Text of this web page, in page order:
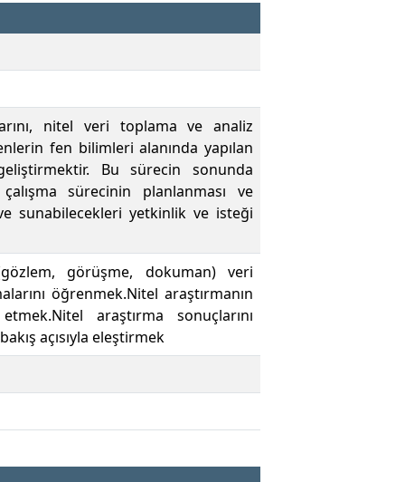
nitel veri toplama ve analiz
fen bilimleri alanında yapılan
Bu sürecin sonunda
sürecinin planlanması ve
sunabilecekleri yetkinlik ve isteği
görüşme, dokuman) veri
öğrenmek.Nitel araştırmanın
araştırma sonuçlarını
açısıyla eleştirmek